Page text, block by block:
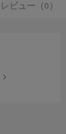
ビュー （0）